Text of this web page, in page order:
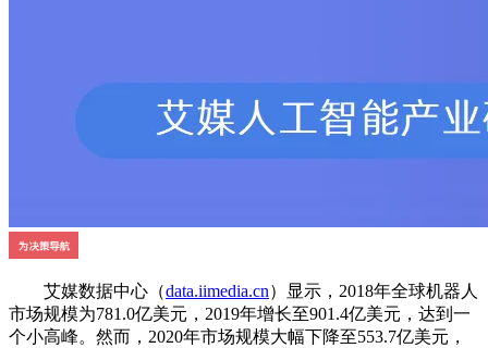
艾媒数据中心（data.iimedia.cn）显示，2018年全球机器人
市场规模为781.0亿美元，2019年增长至901.4亿美元，达到一
个小高峰。然而，2020年市场规模大幅下降至553.7亿美元，